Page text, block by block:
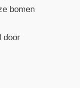
bomen
door